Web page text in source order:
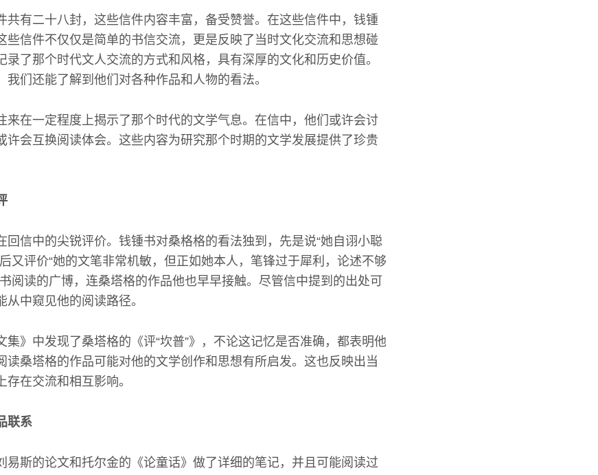
共有二十八封，这些信件内容丰富，备受赞誉。在这些信件中，钱锺
些信件不仅仅是简单的书信交流，更是反映了当时文化交流和思想碰
录了那个时代文人交流的方式和风格，具有深厚的文化和历史价值。
我们还能了解到他们对各种作品和人物的看法。
来在一定程度上揭示了那个时代的文学气息。在信中，他们或许会讨
许会互换阅读体会。这些内容为研究那个时期的文学发展提供了珍贵
回信中的尖锐评价。钱锺书对桑格格的看法独到，先是说“她自诩小聪
又评价“她的文笔非常机敏，但正如她本人，笔锋过于犀利，论述不够
阅读的广博，连桑塔格的作品他也早早接触。尽管信中提到的出处可
中窥见他的阅读路径。
集》中发现了桑塔格的《评“坎普”》，不论这记忆是否准确，都表明他
读桑塔格的作品可能对他的文学创作和思想有所启发。这也反映出当
在交流和相互影响。
联系
易斯的论文和托尔金的《论童话》做了详细的笔记，并且可能阅读过